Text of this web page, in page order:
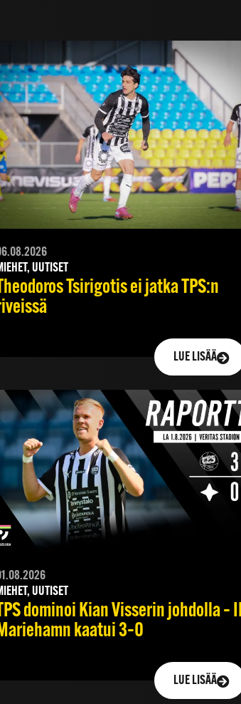
UUTISET
Tsirigotis ei jatka TPS:n
LUE LISÄÄ
UUTISET
dominoi Kian Visserin johdolla –
kaatui 3–0
LUE LISÄÄ